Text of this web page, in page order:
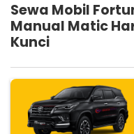
Sewa Mobil
Manual Matic
Kunci